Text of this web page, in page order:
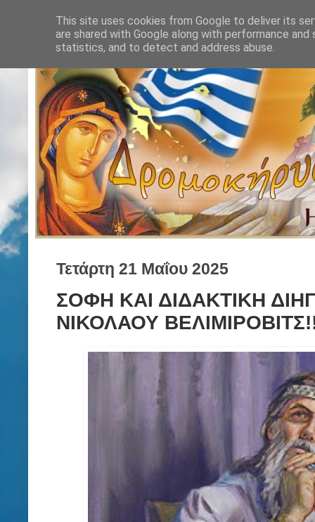
Τετάρτη 21 Μαΐου 2025
ΣΟΦΗ ΚΑΙ ΔΙΔΑΚΤΙΚΗ
ΝΙΚΟΛΑΟΥ
This site uses cookies from Google to deliver its
are shared with Google along with performance
statistics, and to detect and address abuse.